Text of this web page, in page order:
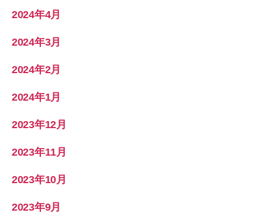
2024年4月
2024年3月
2024年2月
2024年1月
2023年12月
2023年11月
2023年10月
2023年9月